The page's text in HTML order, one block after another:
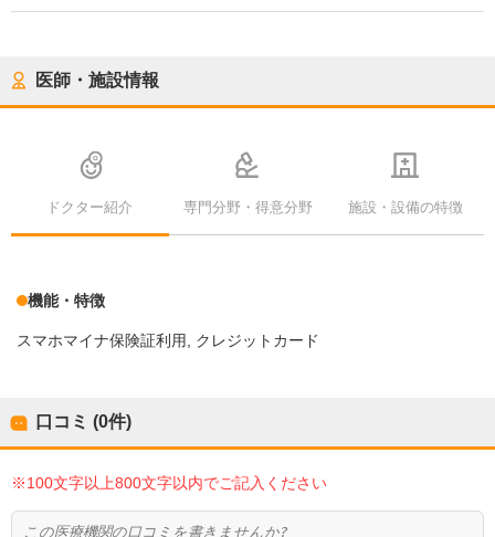
医師・施設情報
ドクター紹介 専門分野・得意分野 施設・設備の特徴
機能・特徴
スマホマイナ保険証利用 クレジットカード
口コミ (0件)
※100文字以上800文字以内でご記入ください